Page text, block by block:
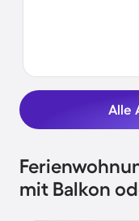
Alle
mit Balkon